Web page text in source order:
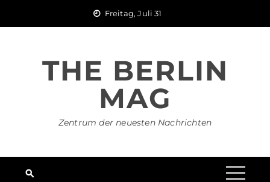
Freitag, Juli 31
THE BERLIN
MAG
Zentrum der neuesten Nachrichten